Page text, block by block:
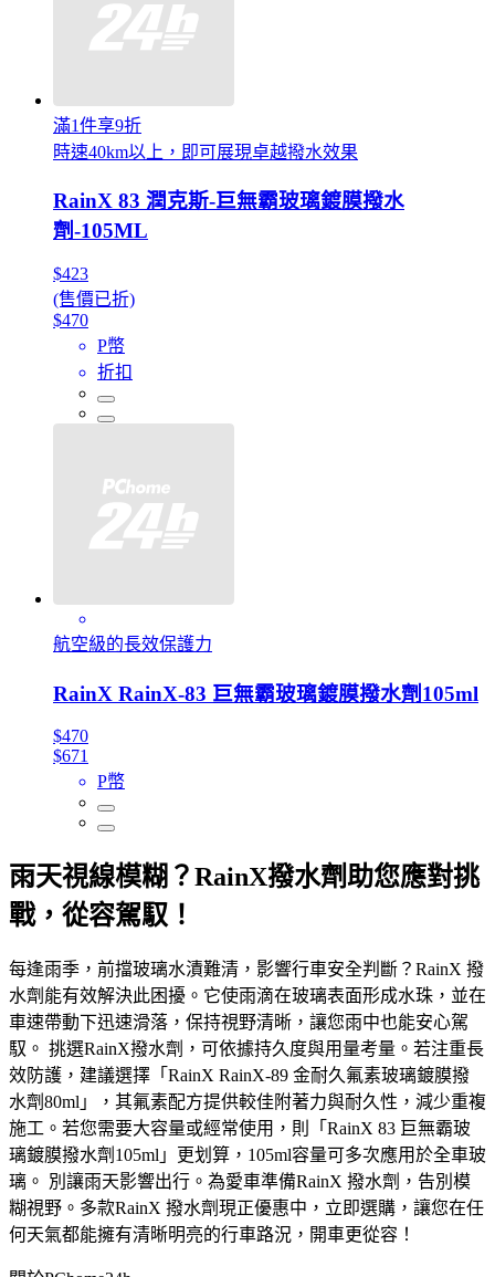
滿1件享9折
時速40km以上，即可展現卓越撥水效果
RainX 83 潤克斯-巨無霸玻璃鍍膜撥水
劑-105ML
$423
(售價已折)
$470
P幣
折扣
航空級的長效保護力
RainX RainX-83 巨無霸玻璃鍍膜撥水劑105ml
$470
$671
P幣
雨天視線模糊？RainX撥水劑助您應對挑
戰，從容駕馭！
每逢雨季，前擋玻璃水漬難清，影響行車安全判斷？RainX 撥
水劑能有效解決此困擾。它使雨滴在玻璃表面形成水珠，並在
車速帶動下迅速滑落，保持視野清晰，讓您雨中也能安心駕
馭。 挑選RainX撥水劑，可依據持久度與用量考量。若注重長
效防護，建議選擇「RainX RainX-89 金耐久氟素玻璃鍍膜撥
水劑80ml」，其氟素配方提供較佳附著力與耐久性，減少重複
施工。若您需要大容量或經常使用，則「RainX 83 巨無霸玻
璃鍍膜撥水劑105ml」更划算，105ml容量可多次應用於全車玻
璃。 別讓雨天影響出行。為愛車準備RainX 撥水劑，告別模
糊視野。多款RainX 撥水劑現正優惠中，立即選購，讓您在任
何天氣都能擁有清晰明亮的行車路況，開車更從容！